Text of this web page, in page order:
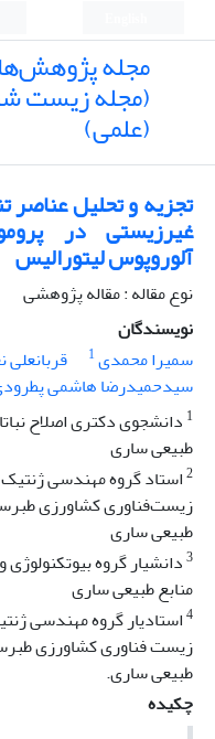
مجله
(مجله زیست
(علمی)
تجزیه و تحلیل
آلوروپوس لیتورالیس
نوع مقاله : مقاله پژوهشی
نویسندگان
سمیرا محمدی1
سیدحمیدرضا هاشمی
1 دانشجوی دکتری اصلاح
طبیعی ساری
2استاد گروه مهندسی
زیست‌فناوری کشاورزی
طبیعی ساری
3دانشیار گروه
منابع طبیعی ساری
4استادیار گروه مهندسی
زیست فناوری کشاورزی
طبیعی ساری.
چکیده